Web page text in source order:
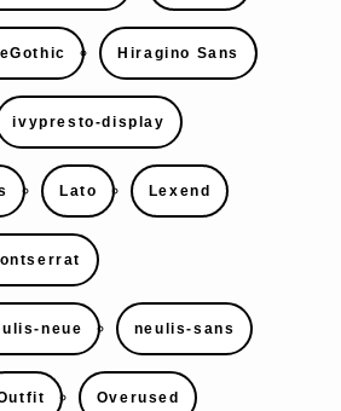
Hiragino Sans
ivypresto-display
Lato Lexend
neue neulis-sans
Overused